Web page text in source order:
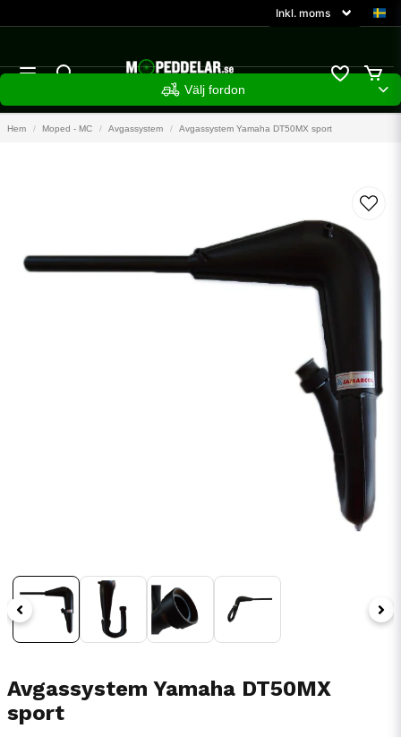
Välj fordon
Hem Moped - MC Avgassystem Avgassystem Yamaha DT50MX sport
Avgassystem Yamaha DT50MX
sport